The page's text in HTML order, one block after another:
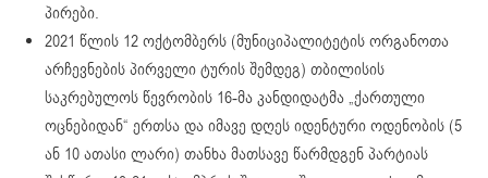
პირები.
2021 წლის 12 ოქტომბერს (მუნიციპალიტეტის ორგანოთა
არჩევნების პირველი ტურის შემდეგ) თბილისის
საკრებულოს წევრობის 16-მა კანდიდატმა „ქართული
ოცნებიდან“ ერთსა და იმავე დღეს იდენტური ოდენობის (5
ან 10 ათასი ლარი) თანხა მათსავე წარმდგენ პარტიას